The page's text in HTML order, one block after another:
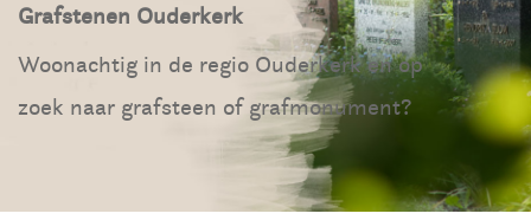
Grafstenen Ouderkerk
Woonachtig in de regio Ouderkerk en op
zoek naar grafsteen of grafmonument?